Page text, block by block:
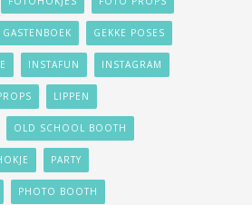
GASTENBOEK GEKKE POSES
INSTAFUN INSTAGRAM
LIPPEN
OLD SCHOOL BOOTH
PARTY
PHOTO BOOTH